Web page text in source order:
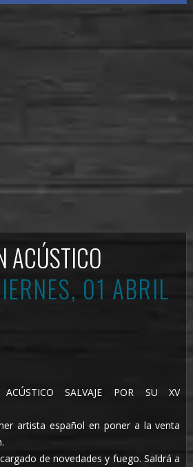
ACÚSTICO
01 ABRIL
SALVAJE POR SU XV
artista español en poner a la venta
de novedades y fuego. Saldrá a